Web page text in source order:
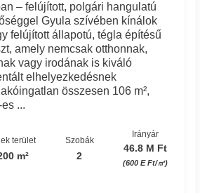
– felújított, polgári hangulatú
Gyula szívében kínálok
felújított állapotú, tégla építésű
amely nemcsak otthonnak,
vagy irodának is kiváló
elhelyezkedésnek
összesen 106 m²,
...
terület
m²
Szobák
2
Irányár
46.8 M Ft
(600 E Ft/㎡)